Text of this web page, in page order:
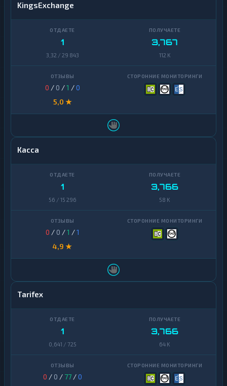
KingsExchange
1
3,32 / 29 843
3,767
112 K
0 / 0 /1 /0
5,0 ★
Касса
1
56 / 15 296
3,766
58 K
0 / 0 /1 /1
4,9 ★
Tarifex
1
0,641 / 725
3,766
64 K
0 / 0 / 77/0